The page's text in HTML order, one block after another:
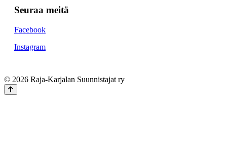
Seuraa meitä
Facebook
Instagram
© 2026 Raja-Karjalan Suunnistajat ry